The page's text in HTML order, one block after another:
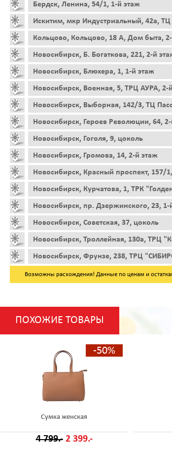
Бердск, Ленина, 54/1, 1-й этаж
Искитим, мкр Индустриальный, 42а,
Кольцово, Кольцово, 18 А, Дом быта,
Новосибирск, Б. Богаткова, 221, 2-й
Новосибирск, Блюхера, 1, 1-й этаж
Новосибирск, Военная, 5, ТРЦ АУРА, 2-
Новосибирск, Выборная, 142/3, ТЦ
Новосибирск, Героев Революции, 64,
Новосибирск, Гоголя, 9, цоколь
Новосибирск, Громова, 14, 2-й этаж
Новосибирск, Красный проспект, 157/
Новосибирск, Курчатова, 1, ТРК
Новосибирск, пр. Дзержинского, 23, 1-
Новосибирск, Советская, 37, цоколь
Новосибирск, Троллейная, 130а, ТРЦ
Новосибирск, Фрунзе, 238, ТРЦ
Возможны расхождения! Данные по ценам и
ПОХОЖИЕ ТОВАРЫ
-50%
Сумка женская
4 799.- 2 399.-